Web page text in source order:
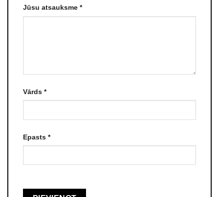
Jūsu atsauksme *
Vārds *
Epasts *